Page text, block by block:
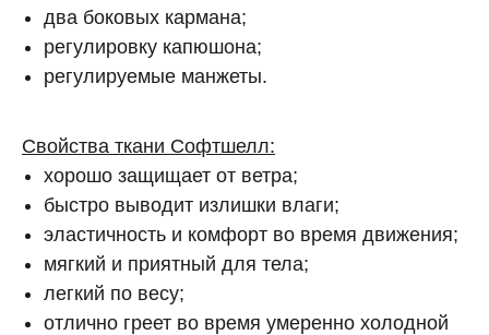
два боковых кармана;
регулировку капюшона;
регулируемые манжеты.
Свойства ткани Софтшелл:
хорошо защищает от ветра;
быстро выводит излишки влаги;
эластичность и комфорт во время движения;
мягкий и приятный для тела;
легкий по весу;
отлично греет во время умеренно холодной